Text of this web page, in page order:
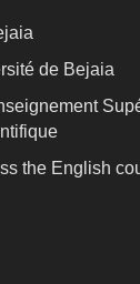
de Bejaia
the English